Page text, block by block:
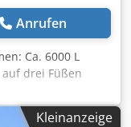
Anrufen
Ca. 6000 L
auf drei Füßen
Kleinanzeige